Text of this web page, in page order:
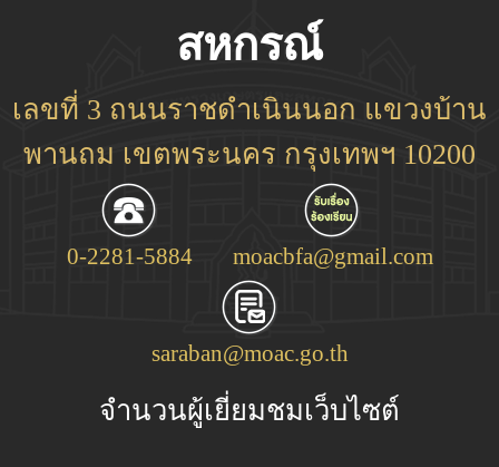
สหกรณ์
เลขที่ 3 ถนนราชดำเนินนอก แขวงบ้าน
พานถม เขตพระนคร กรุงเทพฯ 10200
0-2281-5884 moacbfa@gmail.com
saraban@moac.go.th
จำนวนผู้เยี่ยมชมเว็บไซต์